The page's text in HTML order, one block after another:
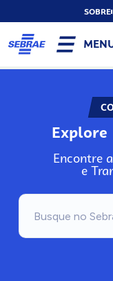
SOBRE
Explore
Encontre
e